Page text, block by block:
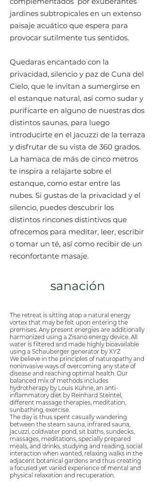
jardines subtropicales en un extenso
paisaje acuático que espera para
provocar sutilmente tus sentidos.
Quedaras encantado con la
privacidad, silencio y paz de Cuna del
Cielo, que le invitan a sumergirse en
el estanque natural, así como sudar y
purificarte en alguno de nuestras dos
distintos saunas, para luego
introducirte en el jacuzzi de la terraza
y disfrutar de su vista de 360 grados.
La hamaca de más de cinco metros
te inspira a relajarte sobre el
estanque, como estar entre las
nubes. Si gustas de la privacidad y el
silencio, puedes descubrir los
distintos rincones distintivos que
ofrecemos para meditar, leer, escribir
o tomar un té, así como recibir de un
reconfortante masaje.
sanación
The retreat is sitting atop a natural energy
vortex that may be felt upon entering the
premises. Any present energies are additionally
harmonized using a Zisano energy device. All
water is filtered and made highly bioavailable
using a Schauberger generator by XYZ
We believe in the principles of naturopathy and
noninvasive ways of overcoming any state of
disease and reaching optimal health. Our
balanced mix of methods includes
hydrotherapy by Louis Kühne, an anti-
inflammatory diet by Reinhard Steintel,
different massage therapies, meditation,
sunbathing, exercise.
The day is thus spent casually wandering
between the steam sauna, infrared sauna,
jacuzzi, coldwater pond, sit baths, sundecks,
massages, meditations, specially prepared
meals, and drinks, studying and reading, social
interaction when wanted, relaxing walks in the
adjacent botanical gardens and thus creating
a focused yet varied experience of mental and
physical relaxation and recuperation.